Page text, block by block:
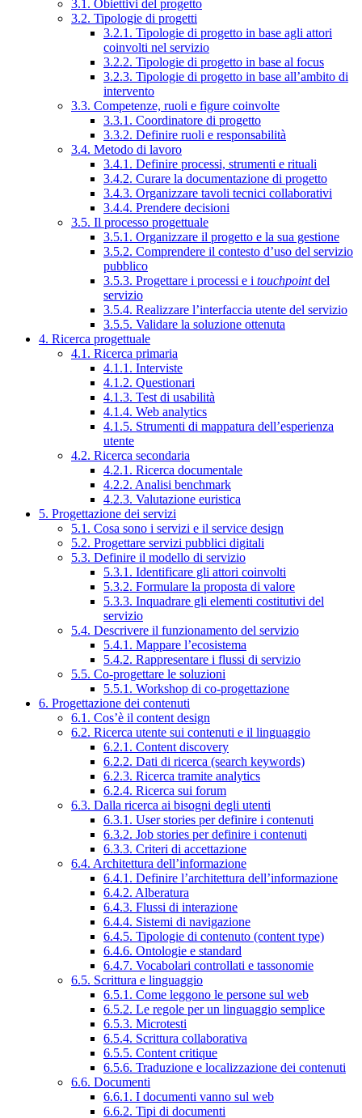
3.1. Obiettivi del progetto
3.2. Tipologie di progetti
3.2.1. Tipologie di progetto in base agli attori
coinvolti nel servizio
3.2.2. Tipologie di progetto in base al focus
3.2.3. Tipologie di progetto in base all’ambito di
intervento
3.3. Competenze, ruoli e figure coinvolte
3.3.1. Coordinatore di progetto
3.3.2. Definire ruoli e responsabilità
3.4. Metodo di lavoro
3.4.1. Definire processi, strumenti e rituali
3.4.2. Curare la documentazione di progetto
3.4.3. Organizzare tavoli tecnici collaborativi
3.4.4. Prendere decisioni
3.5. Il processo progettuale
3.5.1. Organizzare il progetto e la sua gestione
3.5.2. Comprendere il contesto d’uso del servizio
pubblico
3.5.3. Progettare i processi e i touchpointdel
servizio
3.5.4. Realizzare l’interfaccia utente del servizio
3.5.5. Validare la soluzione ottenuta
4. Ricerca progettuale
4.1. Ricerca primaria
4.1.1. Interviste
4.1.2. Questionari
4.1.3. Test di usabilità
4.1.4. Web analytics
4.1.5. Strumenti di mappatura dell’esperienza
utente
4.2. Ricerca secondaria
4.2.1. Ricerca documentale
4.2.2. Analisi benchmark
4.2.3. Valutazione euristica
5. Progettazione dei servizi
5.1. Cosa sono i servizi e il service design
5.2. Progettare servizi pubblici digitali
5.3. Definire il modello di servizio
5.3.1. Identificare gli attori coinvolti
5.3.2. Formulare la proposta di valore
5.3.3. Inquadrare gli elementi costitutivi del
servizio
5.4. Descrivere il funzionamento del servizio
5.4.1. Mappare l’ecosistema
5.4.2. Rappresentare i flussi di servizio
5.5. Co-progettare le soluzioni
5.5.1. Workshop di co-progettazione
6. Progettazione dei contenuti
6.1. Cos’è il content design
6.2. Ricerca utente sui contenuti e il linguaggio
6.2.1. Content discovery
6.2.2. Dati di ricerca (search keywords)
6.2.3. Ricerca tramite analytics
6.2.4. Ricerca sui forum
6.3. Dalla ricerca ai bisogni degli utenti
6.3.1. User stories per definire i contenuti
6.3.2. Job stories per definire i contenuti
6.3.3. Criteri di accettazione
6.4. Architettura dell’informazione
6.4.1. Definire l’architettura dell’informazione
6.4.2. Alberatura
6.4.3. Flussi di interazione
6.4.4. Sistemi di navigazione
6.4.5. Tipologie di contenuto (content type)
6.4.6. Ontologie e standard
6.4.7. Vocabolari controllati e tassonomie
6.5. Scrittura e linguaggio
6.5.1. Come leggono le persone sul web
6.5.2. Le regole per un linguaggio semplice
6.5.3. Microtesti
6.5.4. Scrittura collaborativa
6.5.5. Content critique
6.5.6. Traduzione e localizzazione dei contenuti
6.6. Documenti
6.6.1. I documenti vanno sul web
6.6.2. Tipi di documenti